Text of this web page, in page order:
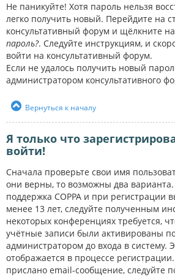
Не паникуйте! Хотя пароль нельзя
легко получить новый. Перейдите на
консультативный форум и щёлкните
пароль?. Следуйте инструкциям, и
войти на консультативный форум.
Если не удалось получить новый
администратором консультативного
Вернуться к началу
Я только что
войти!
Сначала проверьте свои имя
они верны, то возможны два
поддержка COPPA и при регистрации
менее 13 лет, следуйте полученным
некоторых конференциях требуется,
учётные записи были активированы
администратором до входа в систему.
отображается в процессе
прислано email-сообщение, следуйте